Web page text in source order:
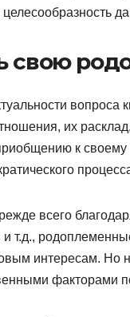
свою
вопроса
их
к
всего
т.д.,
интересам. Но
факторами